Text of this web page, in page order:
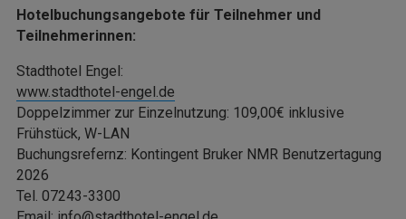
Hotelbuchungsangebote für Teilnehmer und
Teilnehmerinnen:
Stadthotel Engel:
www.stadthotel-engel.de
Doppelzimmer zur Einzelnutzung: 109,00€ inklusive
Frühstück, W-LAN
Buchungsrefernz: Kontingent Bruker NMR Benutzertagung
2026
Tel. 07243-3300